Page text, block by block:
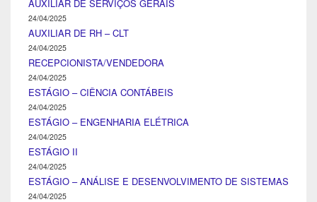
AUXILIAR DE SERVIÇOS GERAIS
24/04/2025
AUXILIAR DE RH – CLT
24/04/2025
RECEPCIONISTA/VENDEDORA
24/04/2025
ESTÁGIO – CIÊNCIA CONTÁBEIS
24/04/2025
ESTÁGIO – ENGENHARIA ELÉTRICA
24/04/2025
ESTÁGIO II
24/04/2025
ESTÁGIO – ANÁLISE E DESENVOLVIMENTO DE SISTEMAS
24/04/2025